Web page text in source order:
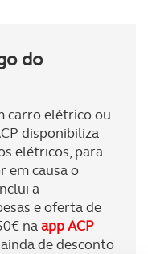
do
carro elétrico ou
disponibiliza
elétricos, para
em causa o
a
e oferta de
naapp ACP
de desconto